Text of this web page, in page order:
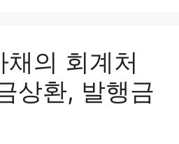
채의 회계처
상환, 발행금